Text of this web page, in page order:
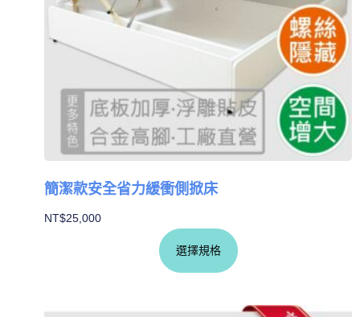
簡潔款安全省力緩衝側掀床
NT$25,000
選擇規格